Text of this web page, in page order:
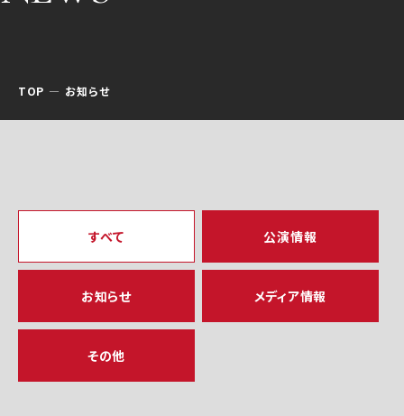
TOP お知らせ
すべて 公演情報
お知らせ メディア情報
その他